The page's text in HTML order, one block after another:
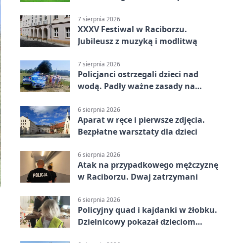
7 sierpnia 2026
XXXV Festiwal w Raciborzu.
Jubileusz z muzyką i modlitwą
7 sierpnia 2026
Policjanci ostrzegali dzieci nad
wodą. Padły ważne zasady na
6 sierpnia 2026
Aparat w ręce i pierwsze zdjęcia.
Bezpłatne warsztaty dla dzieci
6 sierpnia 2026
Atak na przypadkowego mężczyznę
w Raciborzu. Dwaj zatrzymani
6 sierpnia 2026
Policyjny quad i kajdanki w żłobku.
Dzielnicowy pokazał dzieciom